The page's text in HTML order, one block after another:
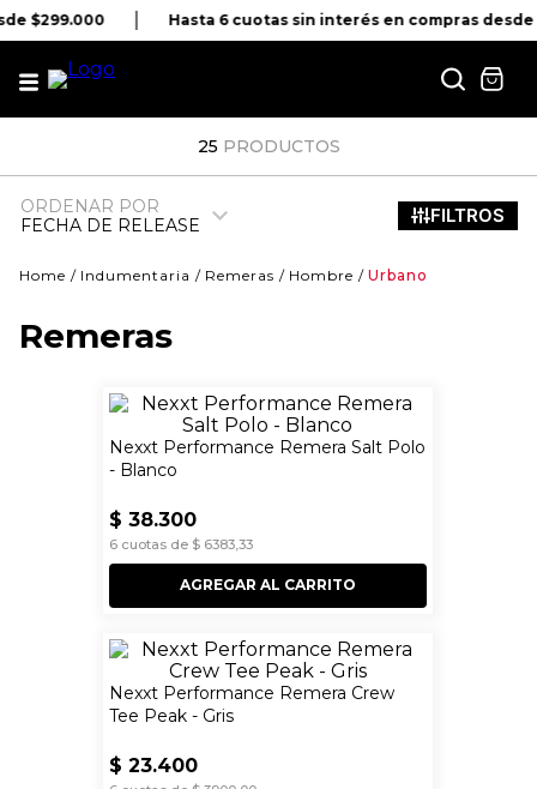
$299.000 Hasta 6 cuotas sin interés en compras desde
25 PRODUCTOS
ORDENAR POR
FECHA DE RELEASE
Indumentaria Remeras Hombre Urbano
Remeras
Nexxt Performance Remera Salt Polo
- Blanco
$ 38.300
6cuotas de $ 6383,33
AGREGAR AL CARRITO
Nexxt Performance Remera Crew
Tee Peak - Gris
$ 23.400